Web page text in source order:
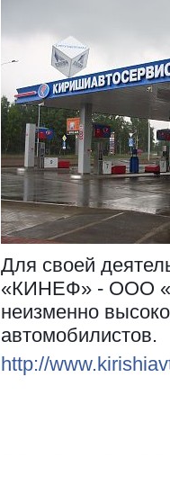
Для своей
«КИНЕФ» - ООО
неизменно
автомобилистов.
http://